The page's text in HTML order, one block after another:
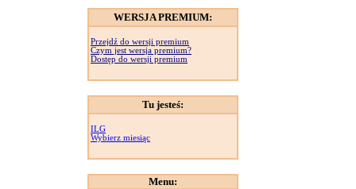
WERSJA PREMIUM:
Przejdź do wersji premium
Czym jest wersja premium?
Dostęp do wersji premium
Tu jesteś:
ILG
Wybierz miesiąc
Menu: